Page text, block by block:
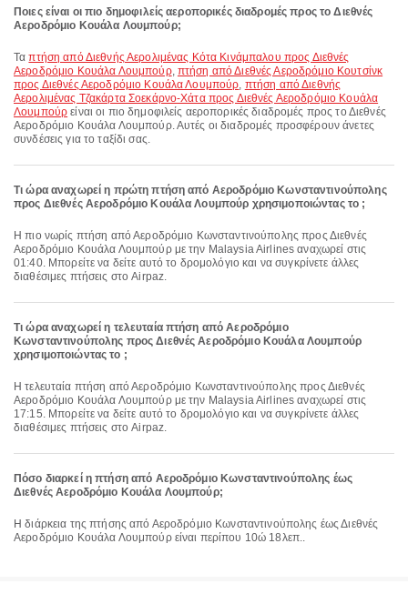
Ποιες είναι οι πιο δημοφιλείς αεροπορικές διαδρομές προς το Διεθνές
Αεροδρόμιο Κουάλα Λουμπούρ;
Ταπτήση από Διεθνής Αερολιμένας Κότα Κινάμπαλου προς Διεθνές
Αεροδρόμιο Κουάλα Λουμπούρ, πτήση από Διεθνές Αεροδρόμιο Κουτσίνκ
προς Διεθνές Αεροδρόμιο Κουάλα Λουμπούρ, πτήση από Διεθνής
Αερολιμένας Τζακάρτα Σοεκάρνο-Χάτα προς Διεθνές Αεροδρόμιο Κουάλα
Λουμπούρ είναι οι πιο δημοφιλείς αεροπορικές διαδρομές προς το Διεθνές
Αεροδρόμιο Κουάλα Λουμπούρ. Αυτές οι διαδρομές προσφέρουν άνετες
συνδέσεις για το ταξίδι σας.
Τι ώρα αναχωρεί η πρώτη πτήση από Αεροδρόμιο Κωνσταντινούπολης
προς Διεθνές Αεροδρόμιο Κουάλα Λουμπούρ χρησιμοποιώντας το ;
Η πιο νωρίς πτήση από Αεροδρόμιο Κωνσταντινούπολης προς Διεθνές
Αεροδρόμιο Κουάλα Λουμπούρ με την Malaysia Airlines αναχωρεί στις
01:40. Μπορείτε να δείτε αυτό το δρομολόγιο και να συγκρίνετε άλλες
διαθέσιμες πτήσεις στο Airpaz.
Τι ώρα αναχωρεί η τελευταία πτήση από Αεροδρόμιο
Κωνσταντινούπολης προς Διεθνές Αεροδρόμιο Κουάλα Λουμπούρ
χρησιμοποιώντας το ;
Η τελευταία πτήση από Αεροδρόμιο Κωνσταντινούπολης προς Διεθνές
Αεροδρόμιο Κουάλα Λουμπούρ με την Malaysia Airlines αναχωρεί στις
17:15. Μπορείτε να δείτε αυτό το δρομολόγιο και να συγκρίνετε άλλες
διαθέσιμες πτήσεις στο Airpaz.
Πόσο διαρκεί η πτήση από Αεροδρόμιο Κωνσταντινούπολης έως
Διεθνές Αεροδρόμιο Κουάλα Λουμπούρ;
Η διάρκεια της πτήσης από Αεροδρόμιο Κωνσταντινούπολης έως Διεθνές
Αεροδρόμιο Κουάλα Λουμπούρ είναι περίπου 10ώ 18λεπ..